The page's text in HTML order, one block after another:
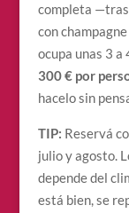
completa
con
ocupa unas 3 a
300 € por
hacelo sin
TIP: Reservá
julio y agosto.
depende del
está bien, se